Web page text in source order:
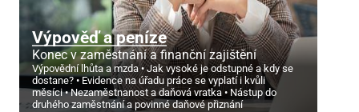
Výpověď a peníze
Konec v zaměstnání a finanční zajištění
Výpovědní lhůta a mzda
Jak vysoké je odstupné a kdy se
dostane?
Evidence na úřadu práce se vyplatí i kvůli
měsíci
Nezaměstnanost a daňová vratka
Nástup do
druhého zaměstnání a povinné daňové přiznání